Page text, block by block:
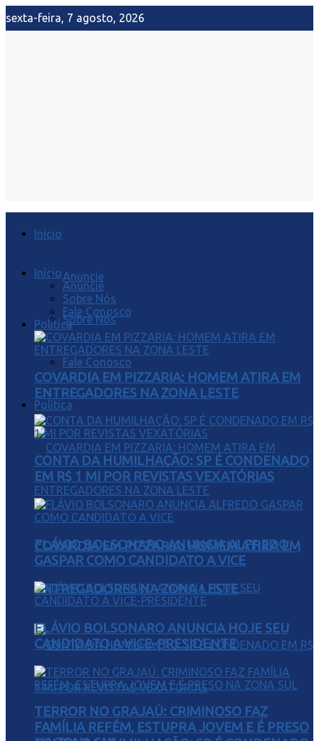
sexta-feira, 7 agosto, 2026
Início
Anuncie
Sobre Nós
Fale Conosco
Política
COVARDIA EM PIZZARIA: HOMEM ATIRA EM
ENTREGADORES NA ZONA LESTE
Início
Anuncie
Sobre Nós
Fale Conosco
Política
COVARDIA EM PIZZARIA: HOMEM ATIRA EM
ENTREGADORES NA ZONA LESTE
CONTA DA HUMILHAÇÃO: SP É CONDENADO
EM R$ 1 MI POR REVISTAS VEXATÓRIAS
FLÁVIO BOLSONARO ANUNCIA ALFREDO
GASPAR COMO CANDIDATO A VICE
FLÁVIO BOLSONARO ANUNCIA HOJE SEU
CANDIDATO A VICE-PRESIDENTE
TERROR NO GRAJAÚ: CRIMINOSO FAZ
FAMÍLIA REFÉM, ESTUPRA JOVEM E É PRESO